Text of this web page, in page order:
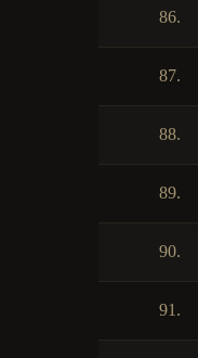
86.
87.
88.
89.
90.
91.